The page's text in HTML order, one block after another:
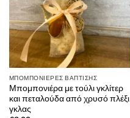
ΜΠΟΜΠΟΝΙΈΡΕΣ ΒΆΠΤΙΣΗΣ
Μπομπονιέρα με τούλι γκλίτερ
και πεταλούδα από χρυσό πλέξι
γκλας